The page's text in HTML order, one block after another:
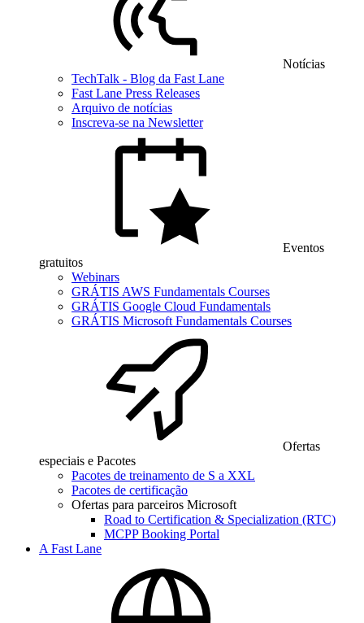
Notícias
TechTalk - Blog da Fast Lane
Fast Lane Press Releases
Arquivo de notícias
Inscreva-se na Newsletter
Eventos
gratuitos
Webinars
GRÁTIS AWS Fundamentals Courses
GRÁTIS Google Cloud Fundamentals
GRÁTIS Microsoft Fundamentals Courses
Ofertas
especiais e Pacotes
Pacotes de treinamento de S a XXL
Pacotes de certificação
Ofertas para parceiros Microsoft
Road to Certification & Specialization (RTC)
MCPP Booking Portal
A Fast Lane